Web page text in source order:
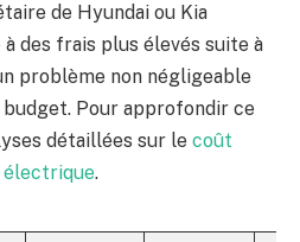
de Hyundai ou Kia
des frais plus élevés suite à
problème non négligeable
Pour approfondir ce
détaillées sur le coût
électrique.